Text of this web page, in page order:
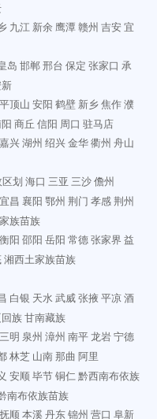
九江 新余鹰潭赣州 吉安宜
岛 邯郸邢台 保定 张家口 承
平顶山 安阳 鹤壁 新乡焦作濮
商丘 信阳 周口 驻马店
嘉兴湖州 绍兴金华衢州 舟山
划 海口 三亚 三沙儋州
宜昌 襄阳 鄂州 荆门 孝感荆州
族苗族
衡阳 邵阳 岳阳 常德张家界 益
湘西土家族苗族
白银 天水武威张掖平凉酒
族甘南藏族
三明 泉州 漳州 南平龙岩宁德
林芝 山南那曲 阿里
安顺毕节铜仁黔西南布依族
南布依族苗族
抚顺本溪丹东锦州 营口 阜新